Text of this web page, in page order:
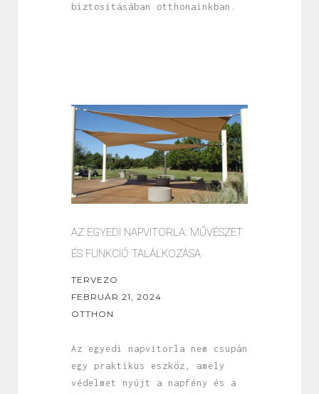
biztosításában otthonainkban.
AZ EGYEDI NAPVITORLA: MŰVÉSZET
ÉS FUNKCIÓ TALÁLKOZÁSA
TERVEZO
FEBRUÁR 21, 2024
OTTHON
Az egyedi napvitorla nem csupán
egy praktikus eszköz, amely
védelmet nyújt a napfény és a